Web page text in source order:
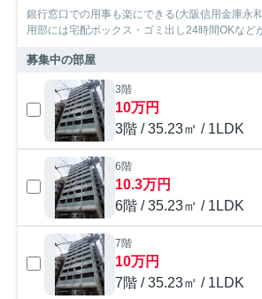
銀行窓口での用事も楽にできる(大阪信用金庫永
用部には宅配ボックス・ゴミ出し24時間OKなど
募集中の部屋
3階
10万円
3階 / 35.23㎡ / 1LDK
6階
10.3万円
6階 / 35.23㎡ / 1LDK
7階
10万円
7階 / 35.23㎡ / 1LDK